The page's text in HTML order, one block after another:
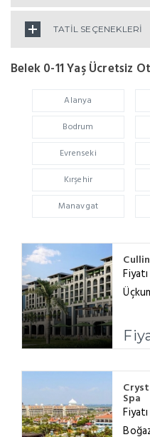
TATİL SEÇENEKLERİ
Belek 0-11 Yaş Ücretsiz
Alanya
Bodrum
Evrenseki
Kırşehir
Manavgat
Spa